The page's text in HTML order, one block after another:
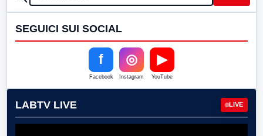
SEGUICI SUI SOCIAL
f
Facebook
◎
Instagram
▶
YouTube
LABTV LIVE LIVE